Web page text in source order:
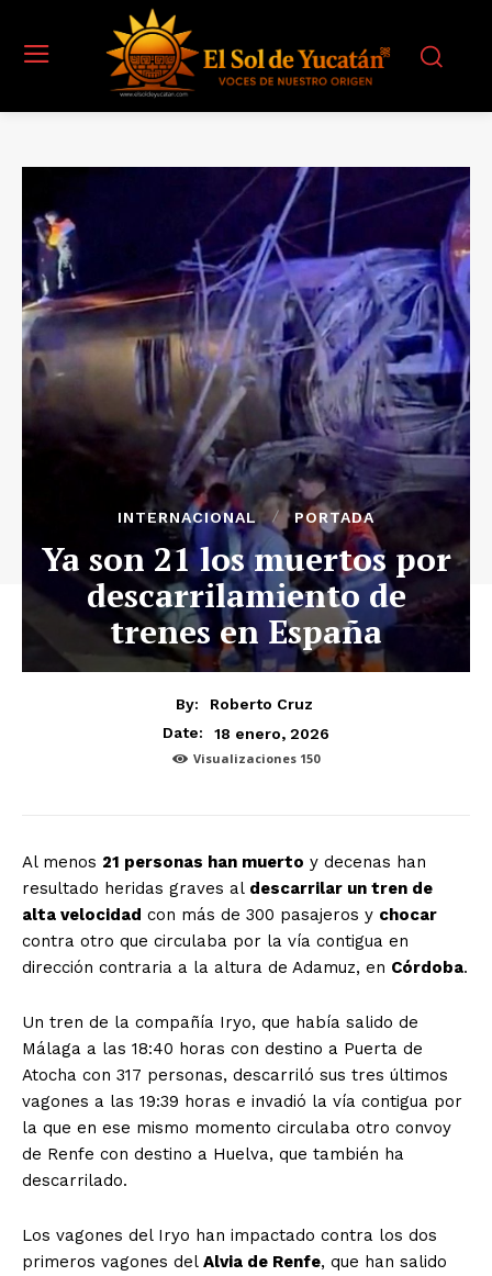
INTERNACIONAL PORTADA
Ya son 21 los muertos por
descarrilamiento de
trenes en España
By:
Roberto Cruz
Date:
18 enero, 2026
Visualizaciones 150
Al menos 21 personas han muerto y decenas han
resultado heridas graves al descarrilar un tren de
alta velocidad con más de 300 pasajeros y chocar
contra otro que circulaba por la vía contigua en
dirección contraria a la altura de Adamuz, en Córdoba.
Un tren de la compañía Iryo, que había salido de
Málaga a las 18:40 horas con destino a Puerta de
Atocha con 317 personas, descarriló sus tres últimos
vagones a las 19:39 horas e invadió la vía contigua por
la que en ese mismo momento circulaba otro convoy
de Renfe con destino a Huelva, que también ha
descarrilado.
Los vagones del Iryo han impactado contra los dos
primeros vagones del Alvia de Renfe, que han salido